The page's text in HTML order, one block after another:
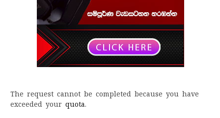
The request cannot be completed because you have
exceeded your quota.